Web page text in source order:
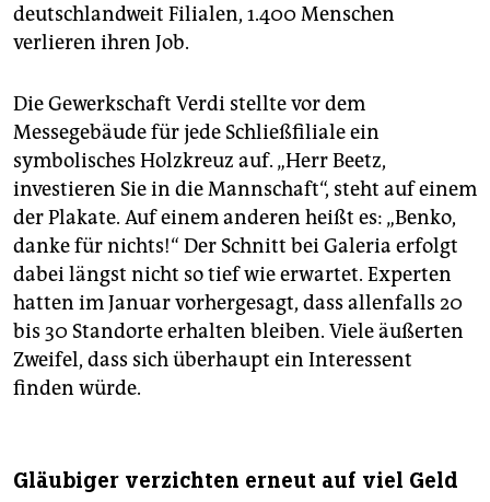
deutschlandweit Filialen, 1.400 Menschen
verlieren ihren Job.
Die Gewerkschaft Verdi stellte vor dem
Messegebäude für jede Schließfiliale ein
symbolisches Holzkreuz auf. „Herr Beetz,
investieren Sie in die Mannschaft“, steht auf einem
der Plakate. Auf einem anderen heißt es: „Benko,
danke für nichts!“ Der Schnitt bei Galeria erfolgt
dabei längst nicht so tief wie erwartet. Experten
hatten im Januar vorhergesagt, dass allenfalls 20
bis 30 Standorte erhalten bleiben. Viele äußerten
Zweifel, dass sich überhaupt ein Interessent
finden würde.
Gläubiger verzichten erneut auf viel Geld